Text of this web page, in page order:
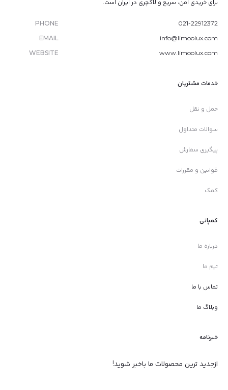
برای خریدی امن، سریع و لاکچری در ایران است.
PHONE
021-22912372
EMAIL
info@limoolux.com
WEBSITE
www.limoolux.com
خدمات مشتریان
حمل و نقل
سوالات متداول
پیگیری سفارش
قوانین و مقررات
کمک
کمپانی
درباره ما
تیم ما
تماس با ما
وبلاگ ما
خبرنامه
ازجدید ترین محصولات ما باخبر شوید!